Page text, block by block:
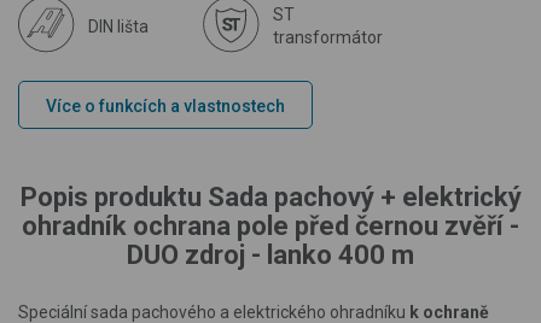
DIN lišta
ST
transformátor
Více o funkcích a vlastnostech
Popis produktu Sada pachový + elektrický
ohradník ochrana pole před černou zvěří -
DUO zdroj - lanko 400 m
Speciální sada pachového a elektrického ohradníku k ochraně